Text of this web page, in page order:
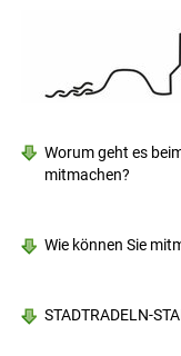
Worum geht es
mitmachen?
Wie können Sie
STADTRADELN-